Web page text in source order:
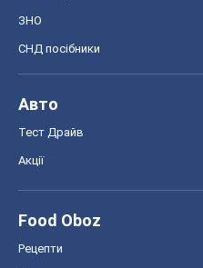
ЗНО
СНД посібники
Авто
Тест Драйв
Акції
Food Oboz
Рецепти